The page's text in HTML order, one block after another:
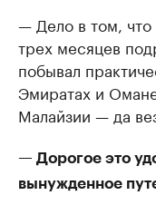
— Дело в том, что
трех месяцев
побывал
Эмиратах и
Малайзии — да
— Дорогое это
вынужденное